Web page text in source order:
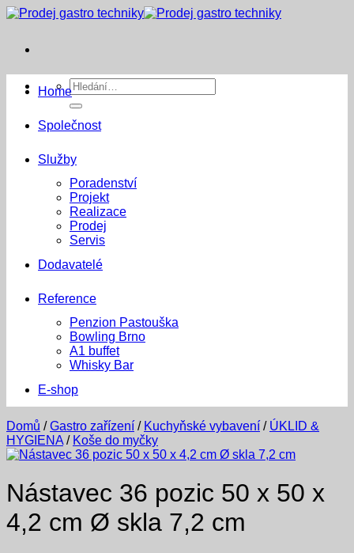
Přeskočit
Hledat:
Home
Společnost
Služby
Poradenství
Projekt
Realizace
Prodej
Servis
Dodavatelé
Reference
Penzion Pastouška
Bowling Brno
A1 buffet
Whisky Bar
E-shop
Domů / Gastro zařízení / Kuchyňské vybavení / ÚKLID &
HYGIENA / Koše do myčky
Nástavec 36 pozic 50 x 50 x
4,2 cm Ø skla 7,2 cm